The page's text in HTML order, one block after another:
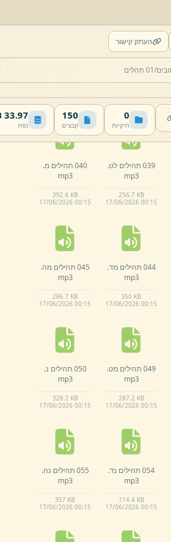
העתק קישור
01 תְּהִלִּים
0
תיקיות
150
קבצים
33.97 MB
נפח
mp3
17/06/2026 00:14
17/06/2026 00:14
039 תהילים לט.
mp3
256.7 KB
17/06/2026 00:15
040 תהילים מ.
mp3
392.6 KB
17/06/2026 00:15
044 תהילים מד.
mp3
350 KB
17/06/2026 00:15
045 תהילים מה.
mp3
286.7 KB
17/06/2026 00:15
049 תהילים מט.
mp3
287.2 KB
17/06/2026 00:15
050 תהילים נ.
mp3
328.2 KB
17/06/2026 00:15
054 תהילים נד.
mp3
114.4 KB
17/06/2026 00:15
055 תהילים נה.
mp3
357 KB
17/06/2026 00:15